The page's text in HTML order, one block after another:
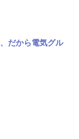
だから電気グル